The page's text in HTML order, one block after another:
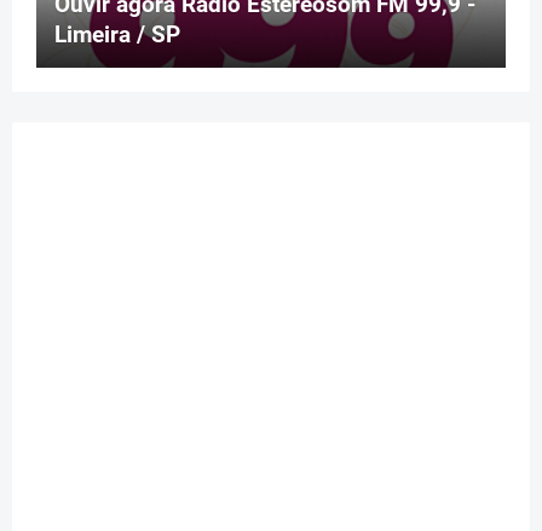
Limeira / SP